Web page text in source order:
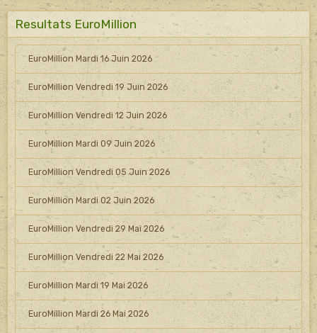
Resultats EuroMillion
EuroMillion Mardi 16 Juin 2026
EuroMillion Vendredi 19 Juin 2026
EuroMillion Vendredi 12 Juin 2026
EuroMillion Mardi 09 Juin 2026
EuroMillion Vendredi 05 Juin 2026
EuroMillion Mardi 02 Juin 2026
EuroMillion Vendredi 29 Mai 2026
EuroMillion Vendredi 22 Mai 2026
EuroMillion Mardi 19 Mai 2026
EuroMillion Mardi 26 Mai 2026